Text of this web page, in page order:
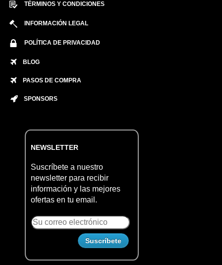
TÉRMINOS Y CONDICIONES
INFORMACIÓN LEGAL
POLÍTICA DE PRIVACIDAD
BLOG
PASOS DE COMPRA
SPONSORS
NEWSLETTER
Suscríbete a nuestro
newsletter para recibir
información y las mejores
ofertas en tu email.